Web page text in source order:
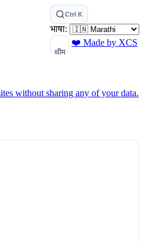
Ctrl K
भाषा:
थीम
❤️ Made by XCS
without sharing any of your data.